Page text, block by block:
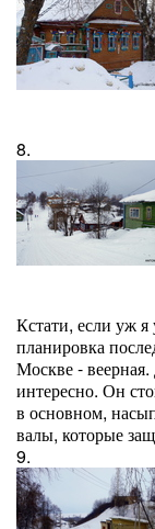
8.
Кстати, если уж
планировка
Москве -
интересно. Он
в основном,
валы, которые
9.